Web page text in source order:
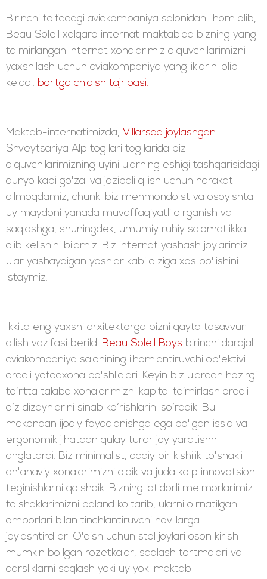
Birinchi toifadagi aviakompaniya salonidan ilhom olib,
Beau Soleil xalqaro internat maktabida bizning yangi
ta'mirlangan internat xonalarimiz o'quvchilarimizni
yaxshilash uchun aviakompaniya yangiliklarini olib
keladi. bortga chiqish tajribasi.
Maktab-internatimizda, Villarsda joylashgan
Shveytsariya Alp tog'lari tog'larida biz
o'quvchilarimizning uyini ularning eshigi tashqarisidagi
dunyo kabi go'zal va jozibali qilish uchun harakat
qilmoqdamiz, chunki biz mehmondo'st va osoyishta
uy maydoni yanada muvaffaqiyatli o'rganish va
saqlashga, shuningdek, umumiy ruhiy salomatlikka
olib kelishini bilamiz. Biz internat yashash joylarimiz
ular yashaydigan yoshlar kabi o'ziga xos bo'lishini
istaymiz.
Ikkita eng yaxshi arxitektorga bizni qayta tasavvur
qilish vazifasi berildi Beau Soleil Boys birinchi darajali
aviakompaniya salonining ilhomlantiruvchi ob'ektivi
orqali yotoqxona bo'shliqlari. Keyin biz ulardan hozirgi
to‘rtta talaba xonalarimizni kapital ta’mirlash orqali
o‘z dizaynlarini sinab ko‘rishlarini so‘radik. Bu
makondan ijodiy foydalanishga ega bo'lgan issiq va
ergonomik jihatdan qulay turar joy yaratishni
anglatardi. Biz minimalist, oddiy bir kishilik to'shakli
an'anaviy xonalarimizni oldik va juda ko'p innovatsion
teginishlarni qo'shdik. Bizning iqtidorli me'morlarimiz
to'shaklarimizni baland ko'tarib, ularni o'rnatilgan
omborlari bilan tinchlantiruvchi hovlilarga
joylashtirdilar. O'qish uchun stol joylari oson kirish
mumkin bo'lgan rozetkalar, saqlash tortmalari va
darsliklarni saqlash yoki uy yoki maktab